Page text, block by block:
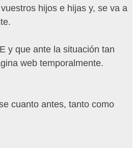
hijos e hijas y, se va a
y que ante la situación tan
web temporalmente.
cuanto antes, tanto como